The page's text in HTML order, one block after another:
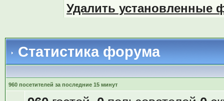
Удалить установленные
Статистика форума
960 посетителей за последние 15 минут